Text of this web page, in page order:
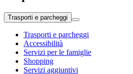
Trasporti e parcheggi
Trasporti e parcheggi
Accessibilità
Servizi per le famiglie
Shopping
Servizi aggiuntivi